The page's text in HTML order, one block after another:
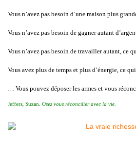
Vous n’avez pas besoin d’une maison plus
Vous n’avez pas besoin de gagner autant
Vous n’avez pas besoin de travailler autant, ce
Vous avez plus de temps et plus d’énergie, ce
… Vous pouvez déposer les armes et vous
Jeffers, Suzan. Osez vous réconcilier avec la vie.